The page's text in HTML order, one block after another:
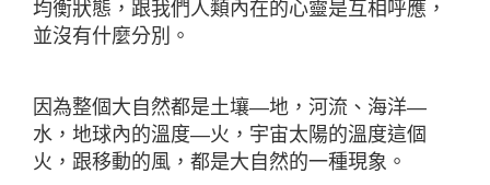
均衡狀態，跟我們人類內在的心靈是互相呼應，
並沒有什麼分別。
因為整個大自然都是土壤—地，河流、海洋—
水，地球內的溫度—火，宇宙太陽的溫度這個
火，跟移動的風，都是大自然的一種現象。